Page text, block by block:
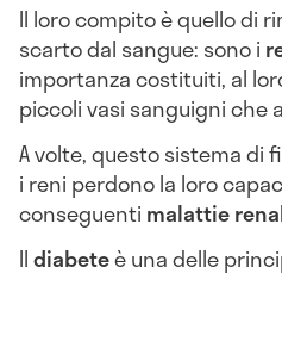
Il loro compito è quello di
scarto dal sangue: sono i
importanza costituiti, al
piccoli vasi sanguigni che
A volte, questo sistema di
i reni perdono la loro
conseguenti malattie
Ildiabeteè una delle